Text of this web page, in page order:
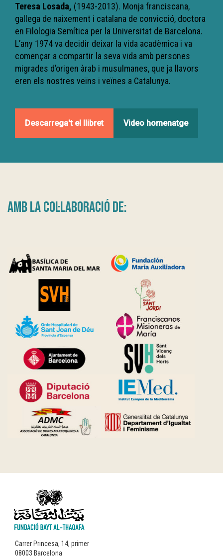
Teresa Losada, (1943-2013). Monja franciscana,
gallega de naixement i catalana de convicció, doctora
en Filologia Semítica per la Universitat de Barcelona.
L’any 1974 va decidir deixar la vida acadèmica i va
començar a compartir la seva vida amb persones
migrades d’origen àrab i musulmanes, que ja llavors
eren els nostres veïns i veïnes a Catalunya.
Descarrega't el llibret Video homenatge
AMB LA COL·LABORACIÓ DE:
Carrer Princesa, 14, primer
08003 Barcelona